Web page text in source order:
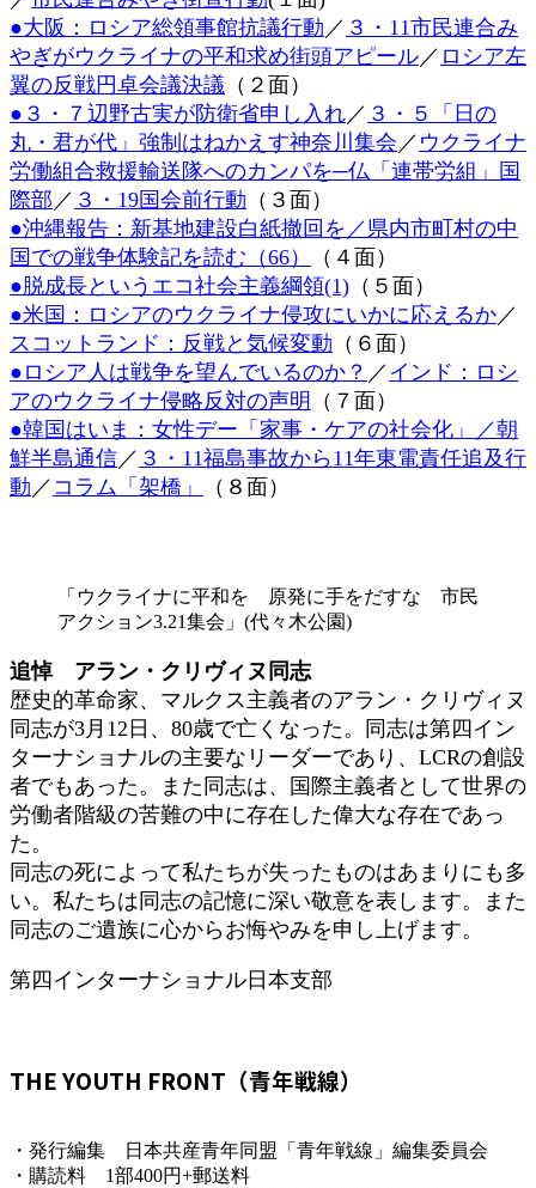
時
●大阪：ロシア総領事館抗議行動 ／ ３・11市民連合み
やぎがウクライナの平和求め街頭アピール ／ ロシア左
翼の反戦円卓会議決議 （２面）
●３・７辺野古実が防衛省申し入れ ／ ３・５「日の
丸・君が代」強制はねかえす神奈川集会 ／ ウクライナ
労働組合救援輸送隊へのカンパを─仏「連帯労組」国
際部 ／ ３・19国会前行動 （３面）
●沖縄報告：新基地建設白紙撤回を／県内市町村の中
国での戦争体験記を読む（66）
（４面）
●脱成長というエコ社会主義綱領(1) （５面）
●米国：ロシアのウクライナ侵攻にいかに応えるか ／
スコットランド：反戦と気候変動 （６面）
●ロシア人は戦争を望んでいるのか？ ／ インド：ロシ
アのウクライナ侵略反対の声明
（７面）
●韓国はいま：女性デー「家事・ケアの社会化」／朝
鮮半島通信 ／ ３・11福島事故から11年東電責任追及行
動 ／ コラム「架橋」 （８面）
「ウクライナに平和を 原発に手をだすな 市民
アクション3.21集会」(代々木公園)
追悼 アラン・クリヴィヌ同志
歴史的革命家、マルクス主義者のアラン・クリヴィヌ
同志が3月12日、80歳で亡くなった。同志は第四イン
ターナショナルの主要なリーダーであり、LCRの創設
者でもあった。また同志は、国際主義者として世界の
労働者階級の苦難の中に存在した偉大な存在であっ
た。
同志の死によって私たちが失ったものはあまりにも多
い。私たちは同志の記憶に深い敬意を表します。また
同志のご遺族に心からお悔やみを申し上げます。
第四インターナショナル日本支部
THE YOUTH FRONT（青年戦線）
・発行編集 日本共産青年同盟「青年戦線」編集委員会
・購読料 1部400円+郵送料